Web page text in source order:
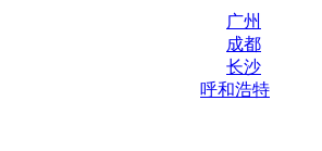
广州
成都
长沙
呼和浩特